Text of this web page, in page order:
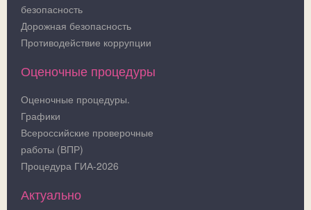
безопасность
Дорожная безопасность
Противодействие коррупции
Оценочные процедуры
Оценочные процедуры.
Графики
Всероссийские проверочные
работы (ВПР)
Процедура ГИА-2026
Актуально